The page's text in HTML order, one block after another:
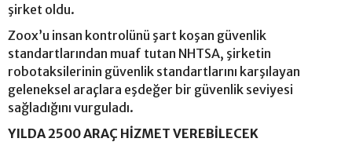
şirket oldu.
Zoox’u insan kontrolünü şart koşan güvenlik
standartlarından muaf tutan NHTSA, şirketin
robotaksilerinin güvenlik standartlarını karşılayan
geleneksel araçlara eşdeğer bir güvenlik seviyesi
sağladığını vurguladı.
YILDA 2500 ARAÇ HİZMET VEREBİLECEK